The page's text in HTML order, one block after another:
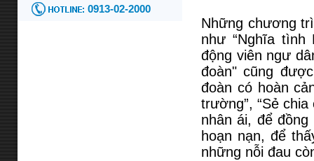
Những chương
như “Nghĩa tình
động viên ngư
đoàn" cũng
đoàn có hoàn
trường”, “Sẻ
nhân ái, để
hoạn nạn, để
những nỗi đau